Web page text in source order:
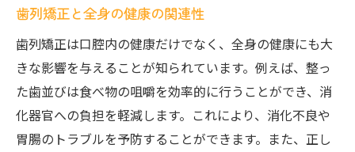
歯列矯正と全身の健康の関連性
歯列矯正は口腔内の健康だけでなく、全身の健康にも大
きな影響を与えることが知られています。例えば、整っ
た歯並びは食べ物の咀嚼を効率的に行うことができ、消
化器官への負担を軽減します。これにより、消化不良や
胃腸のトラブルを予防することができます。また、正し